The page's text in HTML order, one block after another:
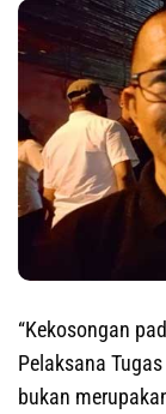
“Kekosongan
Pelaksana
bukan